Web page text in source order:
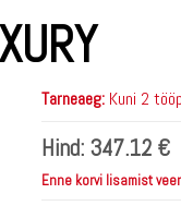
Tarneaeg: Kuni 2
Hind: 347.12 €
Enne korvi lisamist